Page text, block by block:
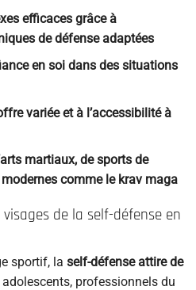
efficaces grâce à
de défense adaptées
en soi dans des situations
variée et à l’accessibilité à
martiaux, de sports de
comme le krav maga
de la self-défense en
sportif, la self-défense attire de
adolescents, professionnels du